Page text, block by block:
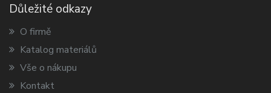
Důležité odkazy
O firmě
Katalog materiálů
Vše o nákupu
Kontakt